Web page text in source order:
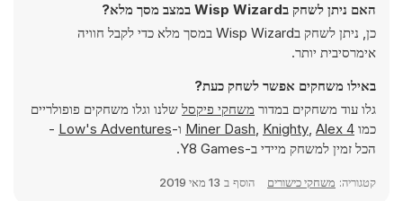
האם ניתן לשחק בWisp Wizard במצב מסך מלא?
כן, ניתן לשחק בWisp Wizard במסך מלא כדי לקבל חוויה
אימרסיבית יותר.
באילו משחקים אפשר לשחק כעת?
גלו עוד משחקים במדור משחקי פיקסל שלנו וגלו משחקים פופולריים
כמו
Miner Dash, Knighty, Alex 4 ו-Low's Adventures
-
הכל זמין למשחק מיידי ב-Y8 Games.
קטגוריה: משחקי כישורים הוסף ב 13 מאי 2019